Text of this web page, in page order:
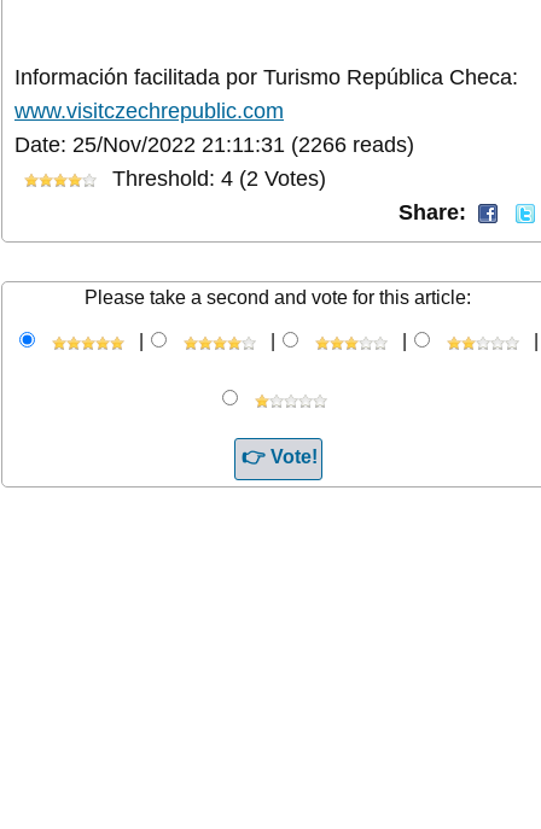
Información facilitada por Turismo República Checa:
www.visitczechrepublic.com
Date: 25/Nov/2022 21:11:31 (2266 reads)
Threshold: 4 (2 Votes)
Share:
Please take a second and vote for this article: